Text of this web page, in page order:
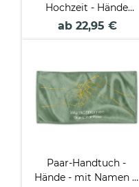
Hochzeit - Hände
Ring - mit Namen &
ab 22,95 €
Paar-Handtuch -
Hände - mit Namen &